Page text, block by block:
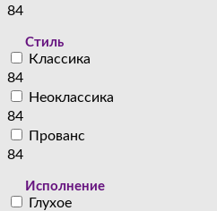
84
Стиль
Классика
84
Неоклассика
84
Прованс
84
Исполнение
Глухое